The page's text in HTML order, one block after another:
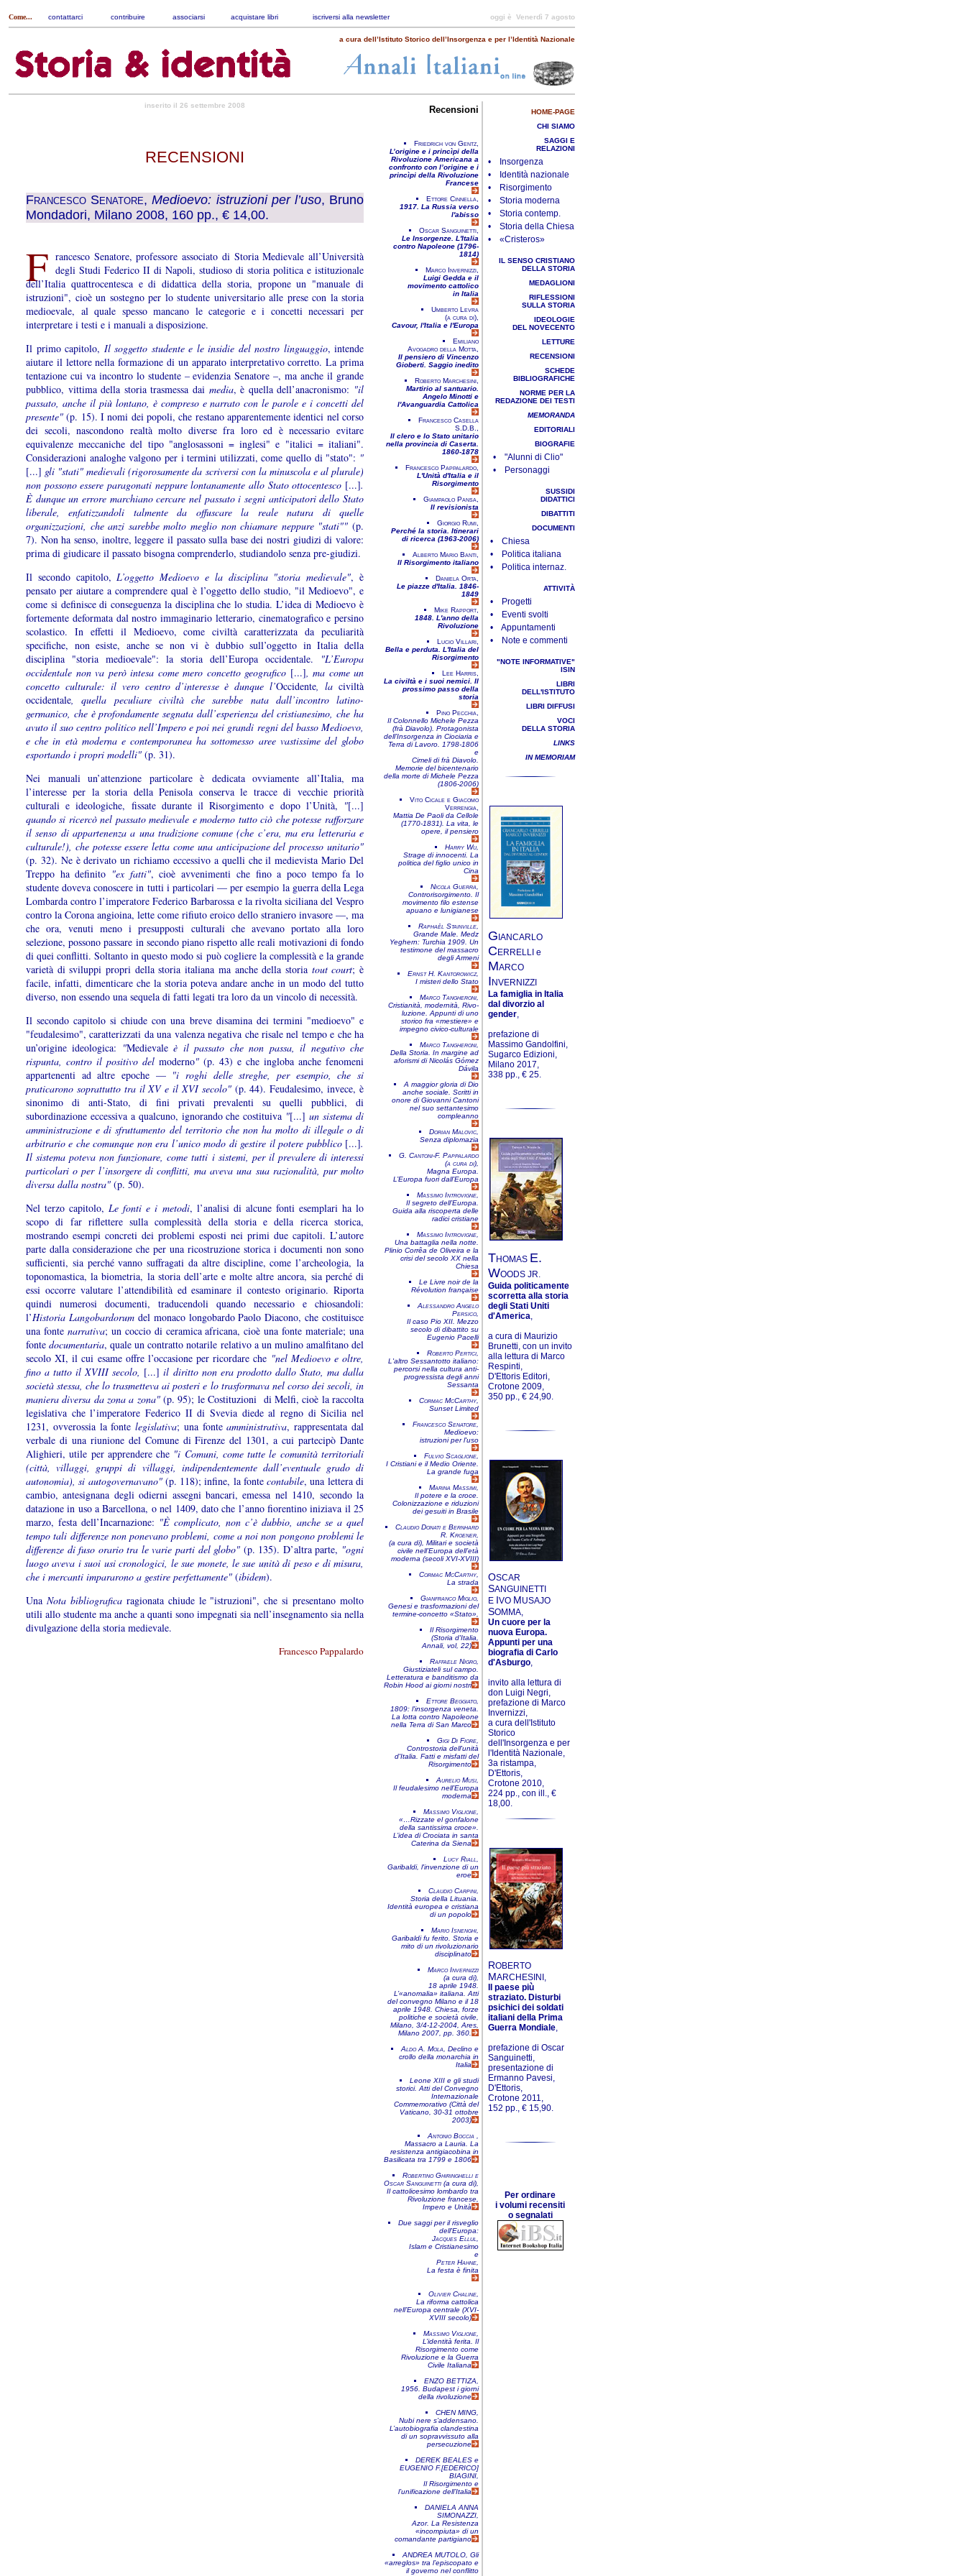
Come... contattarci contribuire associarsi acquistare libri iscriversi alla newsletter oggi è Venerdì 7 agosto
a cura dell’Istituto Storico dell’Insorgenza e per l’Identità Nazionale
inserito il 26 settembre 2008
RECENSIONI
Francesco Senatore,Medioevo: istruzioni per l’uso, Bruno
Mondadori, Milano 2008, 160 pp., € 14,00.
F rancesco Senatore, professore associato di Storia Medievale all’Università
degli Studi Federico II di Napoli, studioso di storia politica e istituzionale
dell’Italia quattrocentesca e di didattica della storia, propone un "manuale di
istruzioni", cioè un sostegno per lo studente universitario alle prese con la storia
medioevale, al quale spesso mancano le categorie e i concetti necessari per
interpretare i testi e i manuali a disposizione.
Il primo capitolo, Il soggetto studente e le insidie del nostro linguaggio, intende
aiutare il lettore nella formazione di un apparato interpretativo corretto. La prima
tentazione cui va incontro lo studente – evidenzia Senatore –, ma anche il grande
pubblico, vittima della storia trasmessa dai media, è quella dell’anacronismo: "il
passato, anche il più lontano, è compreso e narrato con le parole e i concetti del
presente" (p. 15). I nomi dei popoli, che restano apparentemente identici nel corso
dei secoli, nascondono realtà molto diverse fra loro ed è necessario evitare
equivalenze meccaniche del tipo "anglosassoni = inglesi" e "italici = italiani".
Considerazioni analoghe valgono per i termini utilizzati, come quello di "stato": "
[...] gli "stati" medievali (rigorosamente da scriversi con la minuscola e al plurale)
non possono essere paragonati neppure lontanamente allo Stato ottocentesco [...].
È dunque un errore marchiano cercare nel passato i segni anticipatori dello Stato
liberale, enfatizzandoli talmente da offuscare la reale natura di quelle
organizzazioni, che anzi sarebbe molto meglio non chiamare neppure "stati"" (p.
7). Non ha senso, inoltre, leggere il passato sulla base dei nostri giudizi di valore:
prima di giudicare il passato bisogna comprenderlo, studiandolo senza pre-giudizi.
Il secondo capitolo,L’oggetto Medioevo e la disciplina "storia medievale", è
pensato per aiutare a comprendere qual è l’oggetto dello studio, "il Medioevo", e
come si definisce di conseguenza la disciplina che lo studia. L’idea di Medioevo è
fortemente deformata dal nostro immaginario letterario, cinematografico e persino
scolastico. In effetti il Medioevo, come civiltà caratterizzata da peculiarità
specifiche, non esiste, anche se non vi è dubbio sull’oggetto in Italia della
disciplina "storia medioevale": la storia dell’Europa occidentale.
"L’Europa
occidentale non va però intesa come mero concetto geografico [...], ma come un
concetto culturale: il vero centro d’interesse è dunque l’Occidente, laciviltà
occidentale, quella peculiare civiltà che sarebbe nata dall’incontro latino-
germanico, che è profondamente segnata dall’esperienza del cristianesimo, che ha
avuto il suo centro politico nell’Impero e poi nei grandi regni del basso Medioevo,
e che in età moderna e contemporanea ha sottomesso aree vastissime del globo
esportando i propri modelli" (p. 31).
Nei manuali un’attenzione particolare è dedicata ovviamente all’Italia, ma
l’interesse per la storia della Penisola conserva le tracce di vecchie priorità
culturali e ideologiche, fissate durante il Risorgimento e dopo l’Unità, "[...]
quando si ricercò nel passato medievale e moderno tutto ciò che potesse rafforzare
il senso di appartenenza a una tradizione comune (che c’era, ma era letteraria e
culturale!), che potesse essere letta come una anticipazione del processo unitario"
(p. 32). Ne è derivato un richiamo eccessivo a quelli che il medievista Mario Del
Treppo ha definito "ex fatti", cioè avvenimenti che fino a poco tempo fa lo
studente doveva conoscere in tutti i particolari — per esempio la guerra della Lega
Lombarda contro l’imperatore Federico Barbarossa e la rivolta siciliana del Vespro
contro la Corona angioina, lette come rifiuto eroico dello straniero invasore —, ma
che ora, venuti meno i presupposti culturali che avevano portato alla loro
selezione, possono passare in secondo piano rispetto alle reali motivazioni di fondo
di quei conflitti. Soltanto in questo modo si può cogliere la complessità e la grande
varietà di sviluppi propri della storia italiana ma anche della storia tout court; è
facile, infatti, dimenticare che la storia poteva andare anche in un modo del tutto
diverso, non essendo una sequela di fatti legati tra loro da un vincolo di necessità.
Il secondo capitolo si chiude con una breve disamina dei termini "medioevo" e
"feudalesimo", caratterizzati da una valenza negativa che risale nel tempo e che ha
un’origine ideologica: "Medievaleè il passato che non passa, il negativo che
rispunta, contro il positivo del moderno" (p. 43) e che ingloba anche fenomeni
appartenenti ad altre epoche — "i roghi delle streghe, per esempio, che si
praticarono soprattutto tra il XV e il XVI secolo"(p. 44). Feudalesimo, invece, è
sinonimo di anti-Stato, di fini privati prevalenti su quelli pubblici, di
subordinazione eccessiva a qualcuno, ignorando che costituiva "[...]un sistema di
amministrazione e di sfruttamento del territorio che non ha molto di illegale o di
arbitrario e che comunque non era l’unico modo di gestire il potere pubblico[...].
Il sistema poteva non funzionare, come tutti i sistemi, per il prevalere di interessi
particolari o per l’insorgere di conflitti, ma aveva una sua razionalità, pur molto
diversa dalla nostra" (p. 50).
Nel terzo capitolo,Le fonti e i metodi, l’analisi di alcune fonti esemplari ha lo
scopo di far riflettere sulla complessità della storia e della ricerca storica,
mostrando esempi concreti dei problemi esposti nei primi due capitoli. L’autore
parte dalla considerazione che per una ricostruzione storica i documenti non sono
sufficienti, sia perché vanno suffragati da altre discipline, come l’archeologia, la
toponomastica, la biometria, la storia dell’arte e molte altre ancora, sia perché di
essi occorre valutare l’attendibilità ed esaminare il contesto originario. Riporta
quindi numerosi documenti, traducendoli quando necessario e chiosandoli:
l’Historia Langobardorumdel monaco longobardo Paolo Diacono, che costituisce
una fonte narrativa; un coccio di ceramica africana, cioè una fonte materiale; una
fontedocumentaria, quale un contratto notarile relativo a un mulino amalfitano del
secolo XI, il cui esame offre l’occasione per ricordare che "nel Medioevo e oltre,
fino a tutto il XVIII secolo, [...] il diritto non era prodotto dallo Stato, ma dalla
società stessa, che lo trasmetteva ai posteri e lo trasformava nel corso dei secoli, in
maniera diversa da zona a zona"(p. 95); le Costituzioni di Melfi, cioè la raccolta
legislativa che l’imperatore Federico II di Svevia diede al regno di Sicilia nel
1231, ovverossia la fontelegislativa; una fonteamministrativa, rappresentata dal
verbale di una riunione del Comune di Firenze del 1301, a cui partecipò Dante
Alighieri, utile per apprendere che "i Comuni, come tutte le comunità territoriali
(città, villaggi, gruppi di villaggi, indipendentemente dall’eventuale grado di
autonomia), si autogovernavano"(p. 118); infine, la fontecontabile, una lettera di
cambio, antesignana degli odierni assegni bancari, emessa nel 1410, secondo la
datazione in uso a Barcellona, o nel 1409, dato che l’anno fiorentino iniziava il 25
marzo, festa dell’Incarnazione: "È complicato, non c’è dubbio, anche se a quel
tempo tali differenze non ponevano problemi, come a noi non pongono problemi le
differenze di fuso orario tra le varie parti del globo" (p. 135). D’altra parte, "ogni
luogo aveva i suoi usi cronologici, le sue monete, le sue unità di peso e di misura,
che i mercanti impararono a gestire perfettamente" (ibidem).
Una Nota bibliografica ragionata chiude le "istruzioni", che si presentano molto
utili allo studente ma anche a quanti sono impegnati sia nell’insegnamento sia nella
divulgazione della storia medievale.
Francesco Pappalardo
Recensioni
Friedrich von Gentz,
L’origine e i princìpi della
Rivoluzione Americana a
confronto con l’origine e i
princìpi della Rivoluzione
Francese
Ettore Cinnella,
1917. La Russia verso
l'abisso
Oscar Sanguinetti,
Le Insorgenze. L'Italia
contro Napoleone (1796-
1814)
Marco Invernizzi,
Luigi Gedda e il
movimento cattolico
in Italia
Umberto Levra
(a cura di),
Cavour, l'Italia e l'Europa
Emiliano
Avogadro della Motta,
Il pensiero di Vincenzo
Gioberti. Saggio inedito
Roberto Marchesini,
Martirio al santuario.
Angelo Minotti e
l'Avanguardia Cattolica
Francesco Casella
S.D.B.,
Il clero e lo Stato unitario
nella provincia di Caserta.
1860-1878
Francesco Pappalardo,
L'Unità d'Italia e il
Risorgimento
Giampaolo Pansa,
Il revisionista
Giorgio Rumi,
Perché la storia. Itinerari
di ricerca (1963-2006)
Alberto Mario Banti,
Il Risorgimento italiano
Daniela Orta,
Le piazze d'Italia. 1846-
1849
Mike Rapport,
1848. L'anno della
Rivoluzione
Lucio Villari,
Bella e perduta. L'Italia del
Risorgimento
Lee Harris,
La civiltà e i suoi nemici. Il
prossimo passo della
storia
Pino Pecchia,
Il Colonnello Michele Pezza
(frà Diavolo). Protagonista
dell’Insorgenza in Ciociaria e
Terra di Lavoro. 1798-1806
e
Cimeli di frà Diavolo.
Memorie del bicentenario
della morte di Michele Pezza
(1806-2006)
Vito Cicale e Giacomo
Verrengia,
Mattia De Paoli da Cellole
(1770-1831). La vita, le
opere, il pensiero
Harry Wu,
Strage di innocenti. La
politica del figlio unico in
Cina
Nicola Guerra,
Controrisorgimento. Il
movimento filo estense
apuano e lunigianese
Raphaël Stainville,
Grande Male. Medz
Yeghern: Turchia 1909. Un
testimone del massacro
degli Armeni
Ernst H. Kantorowicz,
I misteri dello Stato
Marco Tangheroni,
Cri­stia­nità, moder­nità, Rivo­
lu­zione. Appun­ti di uno
storico fra «mestiere» e
impegno civico-culturale
Marco Tangheroni,
Della Storia. In margine ad
aforismi di Nicolás Gómez
Dávila
A maggior gloria di Dio
anche sociale. Scritti in
onore di Giovanni Cantoni
nel suo settantesimo
compleanno
Dorian Malovic,
Senza diplomazia
G. Cantoni-F. Pappalardo
(a cura di),
Magna Europa.
L’Europa fuori dall’Europa
Massimo Introvigne,
Il segreto dell’Europa.
Guida alla riscoperta delle
radici cristiane
Massimo Introvigne,
Una battaglia nella notte.
Plinio Corrêa de Oliveira e la
crisi del secolo XX nella
Chiesa
Le Livre noir de la
Révolution française
Alessandro Angelo
Persico,
Il caso Pio XII. Mezzo
secolo di dibattito su
Eugenio Pacelli
Roberto Pertici,
L'altro Sessantotto italiano:
percorsi nella cultura anti-
progressista degli anni
Sessanta
Cormac McCarthy,
Sunset Limited
Francesco Senatore,
Medioevo:
istruzioni per l'uso
Fulvio Scaglione,
I Cristiani e il Medio Oriente.
La grande fuga
Marina Massimi,
Il potere e la croce.
Colonizzazione e riduzioni
dei gesuiti in Brasile
Claudio Donati e Bernhard
R. Kroener,
(a cura di), Militari e società
civile nell’Europa dell’età
moderna (secoli XVI-XVIII)
Cormac McCarthy,
La strada
Gianfranco Miglio,
Genesi e trasformazioni del
termine-concetto «Stato»,
Il Risorgimento
(Storia d'Italia,
Annali, vol, 22)
Raffaele Nigro,
Giustiziateli sul campo.
Letteratura e banditismo da
Robin Hood ai giorni nostri
Ettore Beggiato,
1809: l'in­sor­genza veneta.
La lotta contro Napoleone
nella Terra di San Marco
Gigi Di Fiore,
Controstoria dell'unità
d'Italia. Fatti e misfatti del
Risorgimento
Aurelio Musi,
Il feudalesimo nell’Europa
moderna
Massimo Viglione,
«…Rizzate el gonfalone
della santissima croce».
L’idea di Crociata in santa
Caterina da Siena
Lucy Riall,
Garibaldi, l'invenzione di un
eroe
Claudio Carpini,
Storia della Lituania.
Identità europea e cristiana
di un popolo
Mario Isnenghi,
Garibaldi fu ferito. Storia e
mito di un rivoluzionario
disciplinato
Marco Invernizzi
(a cura di),
18 aprile 1948.
L’«anomalia» italiana. Atti
del convegno Milano e il 18
aprile 1948. Chiesa, forze
politiche e società civile
Milano, 3/4-12-2004 , Ares,
Milano 2007, pp. 360.
Aldo A. Mola
Declino e
crollo della monarchia in
Italia
Leone XIII e gli studi
storici. Atti del Convegno
Internazionale
Commemorativo (Città del
Vaticano, 30-31 ottobre
2003)
Antonio Boccia
Massacro a Lauria. La
resistenza antigiacobina in
Basilicata tra 1799 e 1806
Robertino Ghiringhelli e
Oscar Sanguinetti (a cura di),
Il cattolicesimo lombardo tra
Rivoluzione francese,
Impero e Unità
Due saggi per il risveglio
dell'Europa:
Jacques Ellul
Islam e Cristianesimo
e
Peter Hahne
La festa è finita
Olivier Chaline
La riforma cattolica
nell’Europa centrale (XVI-
XVIII secolo)
Massimo Viglione
L’identità ferita. Il
Risorgimento come
Rivoluzione e la Guerra
Civile Italiana
ENZO BETTIZA
1956. Budapest i giorni
della rivoluzione
CHEN MING
Nubi nere s’addensano.
L’autobiografia clandestina
di un sopravvissuto alla
persecuzione
DEREK BEALES e
EUGENIO F.[EDERICO]
BIAGINI
Il Risorgimento e
l’unificazione dell’Italia
DANIELA ANNA
SIMONAZZI
Azor. La Resistenza
«incompiuta» di un
comandante partigiano
ANDREA MUTOLO Gli
«arreglos» tra l’episcopato e
il governo nel conflitto
HOME-PAGE
CHI SIAMO
SAGGI E
RELAZIONI
• Insorgenza
• Identità nazionale
• Risorgimento
• Storia moderna
• Storia contemp.
• Storia della Chiesa
• «Cristeros»
IL SENSO CRISTIANO
DELLA STORIA
MEDAGLIONI
RIFLESSIONI
SULLA STORIA
IDEOLOGIE
DEL NOVECENTO
LETTURE
RECENSIONI
SCHEDE
BIBLIOGRAFICHE
NORME PER LA
REDAZIONE DEI TESTI
MEMORANDA
EDITORIALI
BIOGRAFIE
• "Alunni di Clio"
• Personaggi
SUSSIDI
DIDATTICI
DIBATTITI
DOCUMENTI
• Chiesa
• Politica italiana
• Politica internaz.
ATTIVITÀ
• Progetti
• Eventi svolti
• Appuntamenti
• Note e commenti
"NOTE INFORMATIVE"
ISIN
LIBRI
DELL'ISTITUTO
LIBRI DIFFUSI
VOCI
DELLA STORIA
LINKS
IN MEMORIAM
GIANCARLO
CERRELLI e
MARCO
INVERNIZZI
La famiglia in Italia
dal divorzio al
gender
prefazione di
Massimo Gandolfini,
Sugarco Edizioni,
Milano 2017,
338 pp., € 25.
THOMAS E.
WOODS JR.
Guida politicamente
scorretta alla storia
degli Stati Uniti
d'America,
a cura di Maurizio
Brunetti, con un invito
alla lettura di Marco
Respinti,
D'Ettoris Editori,
Crotone 2009,
350 pp., € 24,90.
OSCAR
SANGUINETTI
E IVO MUSAJO
SOMMA,
Un cuore per la
nuova Europa.
Appunti per una
biografia di Carlo
d'Asburgo,
invito alla lettura di
don Luigi Negri,
prefazione di Marco
Invernizzi,
a cura dell'Istituto
Storico
dell'Insorgenza e per
l'Identità Nazionale,
3a ristampa,
D'Ettoris,
Crotone 2010,
224 pp., con ill., €
18,00.
ROBERTO
MARCHESINI,
Il paese più
straziato. Disturbi
psichici dei soldati
italiani della Prima
Guerra Mondiale,
prefazione di Oscar
Sanguinetti,
presentazione di
Ermanno Pavesi,
D'Ettoris,
Crotone 2011,
152 pp., € 15,90.
Per ordinare
i volumi recensiti
o segnalati